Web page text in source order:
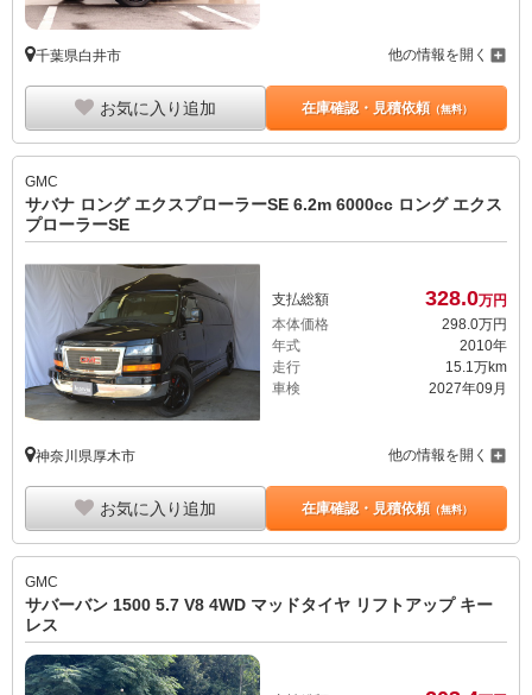
千葉県白井市 他の情報を開く
お気に入り追加 在庫確認・見積依頼（無料）
GMC
サバナ ロング エクスプローラーSE 6.2m 6000cc ロング エクス
プローラーSE
支払総額 328.0万円
本体価格
298. 0万円
年式
2010年
走行
15.1万km
車検
2027年09月
神奈川県厚木市 他の情報を開く
お気に入り追加 在庫確認・見積依頼（無料）
GMC
サバーバン 1500 5.7 V8 4WD マッドタイヤ リフトアップ キー
レス